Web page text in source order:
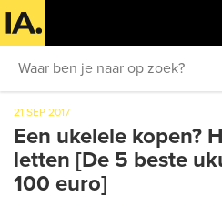
21 SEP 2017
Een ukelele kopen?
letten [De 5 beste
100 euro]